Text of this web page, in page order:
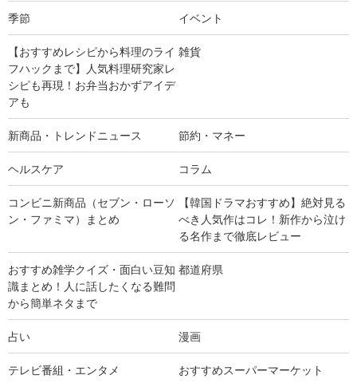
季節 イベント
【おすすめレシピから料理のライ
フハックまで】人気料理研究家レ
シピも再現！お弁当おかずアイデ
アも
雑貨
新商品・トレンドニュース 節約・マネー
ヘルスケア コラム
コンビニ新商品（セブン・ローソ
ン・ファミマ）まとめ
【韓国ドラマおすすめ】絶対見る
べき人気作はコレ！新作から泣け
る名作まで徹底レビュー
おすすめ雑学クイズ・面白い豆知
識まとめ！人に話したくなる難問
から簡単ネタまで
都道府県
占い 漫画
テレビ番組・エンタメ おすすめスーパーマーケット